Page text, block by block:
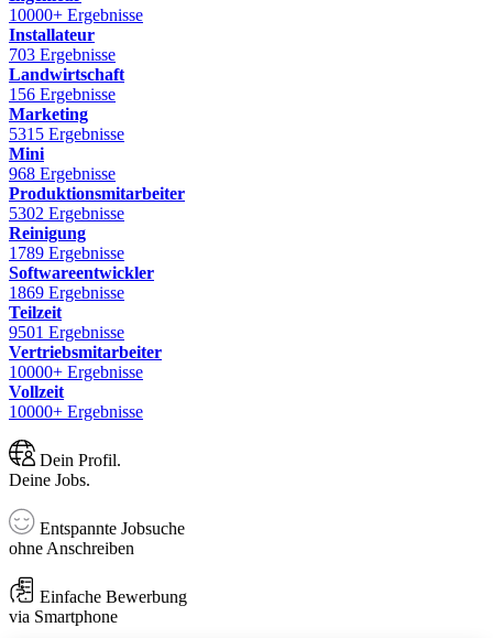
10000+ Ergebnisse
Installateur
703 Ergebnisse
Landwirtschaft
156 Ergebnisse
Marketing
5315 Ergebnisse
Mini
968 Ergebnisse
Produktionsmitarbeiter
5302 Ergebnisse
Reinigung
1789 Ergebnisse
Softwareentwickler
1869 Ergebnisse
Teilzeit
9501 Ergebnisse
Vertriebsmitarbeiter
10000+ Ergebnisse
Vollzeit
10000+ Ergebnisse
Dein Profil.
Deine Jobs.
Entspannte Jobsuche
ohne Anschreiben
Einfache Bewerbung
via Smartphone